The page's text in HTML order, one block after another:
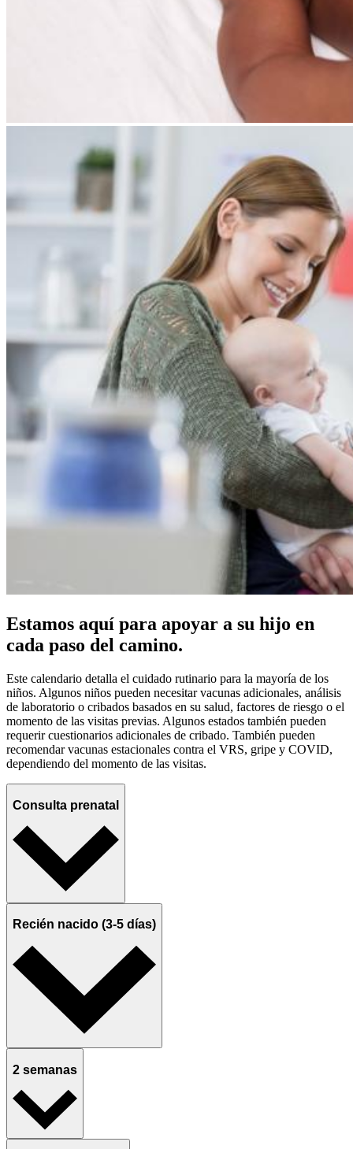
Estamos aquí para apoyar a su hijo en
cada paso del camino.
Este calendario detalla el cuidado rutinario para la mayoría de los
niños. Algunos niños pueden necesitar vacunas adicionales, análisis
de laboratorio o cribados basados en su salud, factores de riesgo o el
momento de las visitas previas. Algunos estados también pueden
requerir cuestionarios adicionales de cribado. También pueden
recomendar vacunas estacionales contra el VRS, gripe y COVID,
dependiendo del momento de las visitas.
Consulta prenatal
Recién nacido (3-5 días)
2 semanas